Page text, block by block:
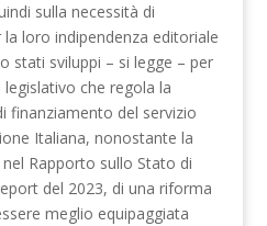
sulla necessità di
loro indipendenza editoriale
stati sviluppi – si legge – per
che regola la
finanziamento del servizio
Italiana, nonostante la
Rapporto sullo Stato di
del 2023, di una riforma
meglio equipaggiata